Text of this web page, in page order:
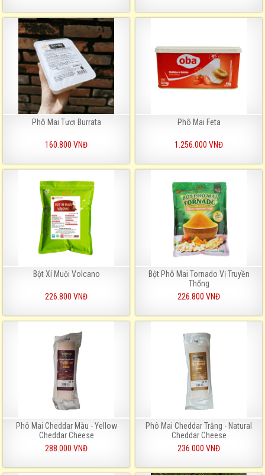
Phô Mai Tươi Burrata
160.800 VNĐ
Phô Mai Feta
1.256.000 VNĐ
Bột Xí Muội Volcano
226.800 VNĐ
Bột Phô Mai Tornado Vị Truyền
Thống
226.800 VNĐ
Phô Mai Cheddar Màu - Yellow
Cheddar Cheese
288.000 VNĐ
Phô Mai Cheddar Trắng - Natural
Cheddar Cheese
236.000 VNĐ